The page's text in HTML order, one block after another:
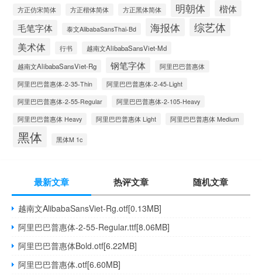
方正仿宋简体 方正楷体简体 方正黑体简体 明朝体 楷体
毛笔字体 泰文AlibabaSansThai-Bd 海报体 综艺体
美术体 行书
越南文AlibabaSansViet-Md
越南文AlibabaSansViet-Rg
钢笔字体
阿里巴巴普惠体
阿里巴巴普惠体-2-35-Thin
阿里巴巴普惠体-2-45-Light
阿里巴巴普惠体-2-55-Regular
阿里巴巴普惠体-2-105-Heavy
阿里巴巴普惠体 Heavy
阿里巴巴普惠体 Light 阿里巴巴普惠体 Medium
黑体 黑体M 1c
最新文章 热评文章 随机文章
越南文AlibabaSansViet-Rg.otf[0.13MB]
阿里巴巴普惠体-2-55-Regular.ttf[8.06MB]
阿里巴巴普惠体Bold.otf[6.22MB]
阿里巴巴普惠体.otf[6.60MB]